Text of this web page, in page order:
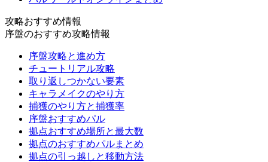
攻略おすすめ情報
序盤のおすすめ攻略情報
序盤攻略と進め方
チュートリアル攻略
取り返しつかない要素
キャラメイクのやり方
捕獲のやり方と捕獲率
序盤おすすめパル
拠点おすすめ場所と最大数
拠点のおすすめパルまとめ
拠点の引っ越しと移動方法